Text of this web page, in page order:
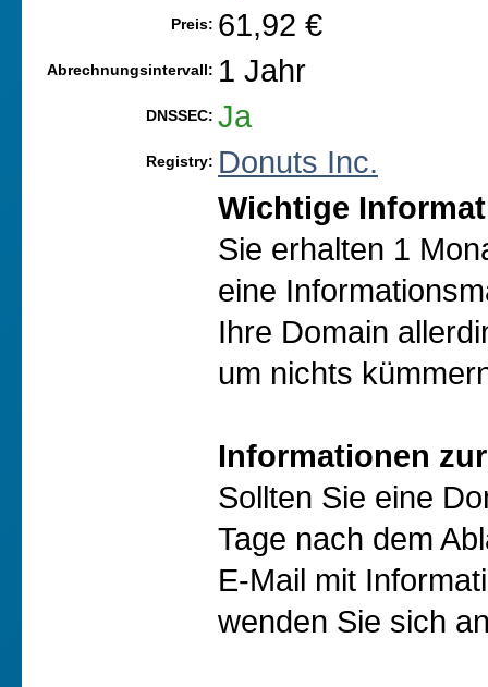
Preis: 61,92 €
Abrechnungsintervall: 1 Jahr
DNSSEC: Ja
Registry: Donuts Inc.
Wichtige
Sie erhalten 1
eine
Ihre Domain
um nichts
Informationen
Sollten Sie eine
Tage nach dem
E-Mail mit
wenden Sie sich